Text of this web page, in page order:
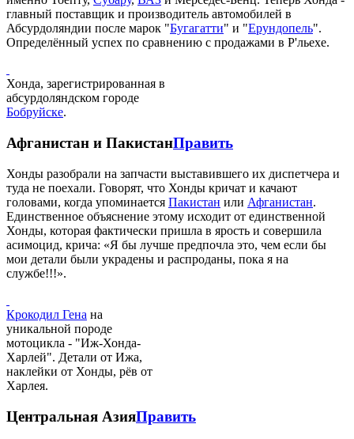
главный поставщик и производитель автомобилей в
Абсурдоляндии после марок "Бугагатти" и "Ерундопель".
Определённый успех по сравнению с продажами в Р'льехе.
Хонда, зарегистрированная в
абсурдоляндском городе
Бобруйске.
Афганистан и ПакистанПравить
Хонды разобрали на запчасти выставившего их диспетчера и
туда не поехали. Говорят, что Хонды кричат и качают
головами, когда упоминается Пакистан или Афганистан.
Единственное объяснение этому исходит от единственной
Хонды, которая фактически пришла в ярость и совершила
асимоцид, крича: «Я бы лучше предпочла это, чем если бы
мои детали были украдены и распроданы, пока я на
службе!!!».
Крокодил Гена на
уникальной породе
мотоцикла - "Иж-Хонда-
Харлей". Детали от Ижа,
наклейки от Хонды, рёв от
Харлея.
Центральная АзияПравить